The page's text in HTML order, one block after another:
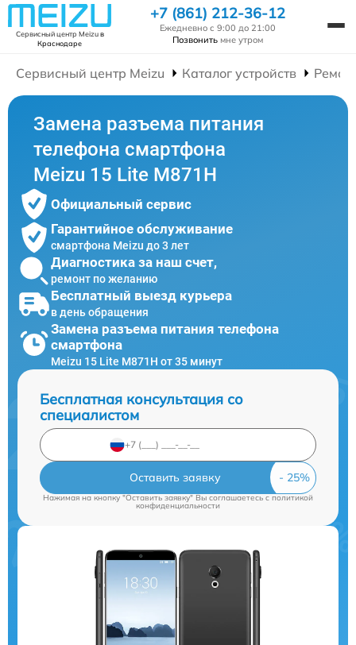
Сервисный центр Meizuв
Краснодаре
+7 (861) 212-36-12
Ежедневно с 9:00 до 21:00
Позвонить мне утром
Сервисный центр Meizu Каталог устройств
Замена разъема питания
телефона смартфона
Meizu 15 Lite M871H
Официальный сервис
Гарантийное обслуживание
смартфона Meizu до 3 лет
Диагностика за наш счет,
ремонт по желанию
Бесплатный выезд курьера
в день обращения
Замена разъема питания телефона
смартфона
Meizu 15 Lite M871H от 35 минут
Бесплатная консультация со
специалистом
Оставить заявку
Нажимая на кнопку "Оставить заявку" Вы соглашаетесь cполитикой
конфиденциальности